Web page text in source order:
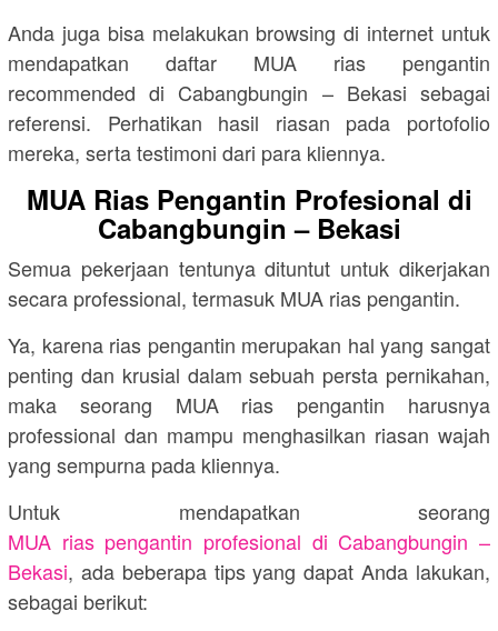
Anda juga bisa melakukan browsing di internet untuk
mendapatkan daftar MUA rias pengantin
recommended di Cabangbungin – Bekasi sebagai
referensi. Perhatikan hasil riasan pada portofolio
mereka, serta testimoni dari para kliennya.
MUA Rias Pengantin Profesional di
Cabangbungin – Bekasi
Semua pekerjaan tentunya dituntut untuk dikerjakan
secara professional, termasuk MUA rias pengantin.
Ya, karena rias pengantin merupakan hal yang sangat
penting dan krusial dalam sebuah persta pernikahan,
maka seorang MUA rias pengantin harusnya
professional dan mampu menghasilkan riasan wajah
yang sempurna pada kliennya.
Untuk mendapatkan seorang
MUA rias pengantin profesional di Cabangbungin –
Bekasi, ada beberapa tips yang dapat Anda lakukan,
sebagai berikut: